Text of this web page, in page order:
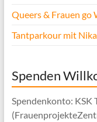
Queers & Frauen go
Tantparkour mit Nika
Spenden
Spendenkonto: KSK